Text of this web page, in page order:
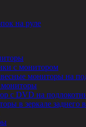
на руле
с монитором
мониторы на
мониторы
с DVD на
в зеркале заднего